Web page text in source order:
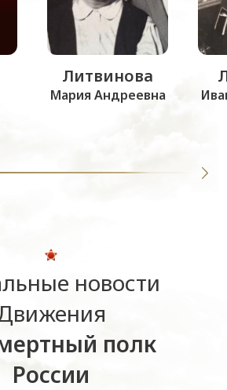
Литвинова
Мария Андреевна
новости
полк
России